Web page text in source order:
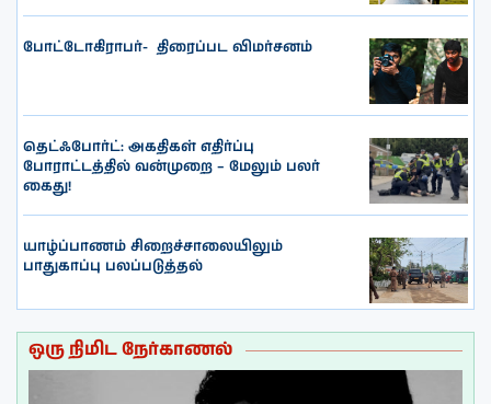
போட்டோகிராபர்- ‌ திரைப்பட விமர்சனம்
தெட்ஃபோர்ட்: அகதிகள் எதிர்ப்பு
போராட்டத்தில் வன்முறை – மேலும் பலர்
கைது!
யாழ்ப்பாணம் சிறைச்சாலையிலும்
பாதுகாப்பு பலப்படுத்தல்
ஒரு நிமிட நேர்காணல்